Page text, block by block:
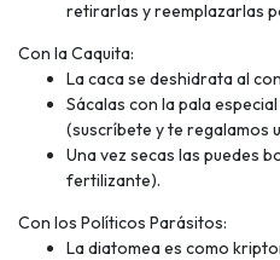
retirarlas y reemplazarlas
Con la Caquita:
La caca se deshidrata al
Sácalas con la pala
(suscríbete y te regalamos
Una vez secas las puedes
fertilizante).
Con los Políticos Parásitos:
La diatomea es como